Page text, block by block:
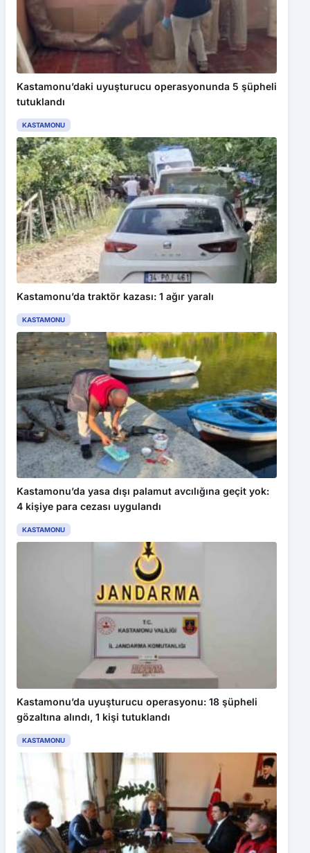
Başkan Candal’dan ’aileyi darp’ iddiası açıklaması
Kastamonu’daki uyuşturucu operasyonunda 5 şüpheli
tutuklandı
KASTAMONU
Kastamonu’da traktör kazası: 1 ağır yaralı
KASTAMONU
Kastamonu’da yasa dışı palamut avcılığına geçit yok:
4 kişiye para cezası uygulandı
KASTAMONU
Kastamonu’da uyuşturucu operasyonu: 18 şüpheli
gözaltına alındı, 1 kişi tutuklandı
KASTAMONU
Bu web sitesinde en iyi deneyimi yaşamanızı sağlamak için
çerezler kullanılmaktadır. Detaylar içinGizlilik Politikamız
inceleyebilirsiniz.
Kabul Et